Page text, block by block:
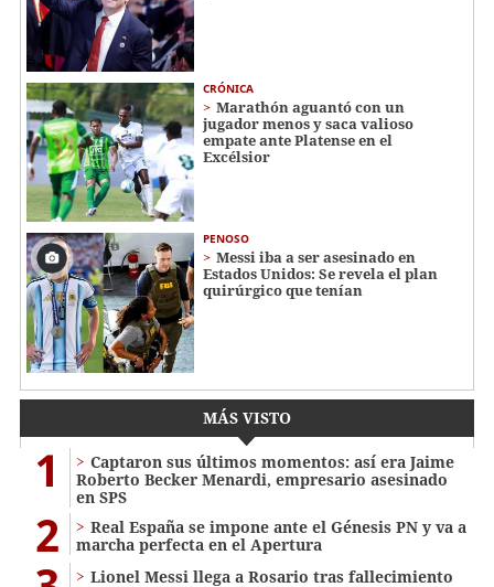
CRÓNICA
Marathón aguantó con un
jugador menos y saca valioso
empate ante Platense en el
Excélsior
PENOSO
Messi iba a ser asesinado en
Estados Unidos: Se revela el plan
quirúrgico que tenían
MÁS VISTO
1
Captaron sus últimos momentos: así era Jaime
Roberto Becker Menardi​​​, empresario asesinado
en SPS
2
Real España se impone ante el Génesis PN y va a
marcha perfecta en el Apertura
Lionel Messi llega a Rosario tras fallecimiento